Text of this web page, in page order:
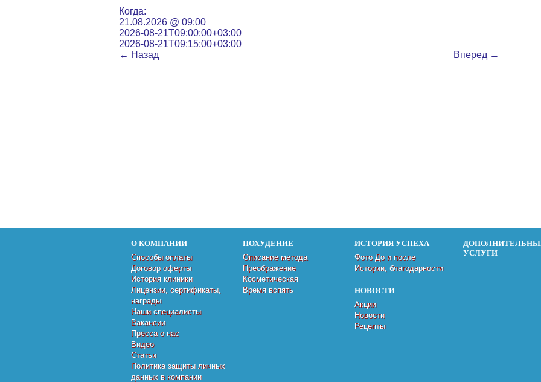
Когда:
21.08.2026 @ 09:00
2026-08-21T09:00:00+03:00
2026-08-21T09:15:00+03:00
← Назад Вперед →
О КОМПАНИИ
Способы оплаты
Договор оферты
История клиники
Лицензии, сертификаты,
награды
Наши специалисты
Вакансии
Пресса о нас
Видео
Статьи
Политика защиты личных
данных в компании
ПОХУДЕНИЕ
Описание метода
Преображение
Косметическая
Время вспять
ИСТОРИЯ УСПЕХА
Фото До и после
Истории, благодарности
НОВОСТИ
Акции
Новости
Рецепты
УСЛУГИ